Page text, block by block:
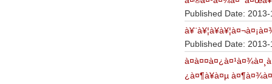
Published Date: 2013-
Published Date:
¿à¤¶à¥à¤µ